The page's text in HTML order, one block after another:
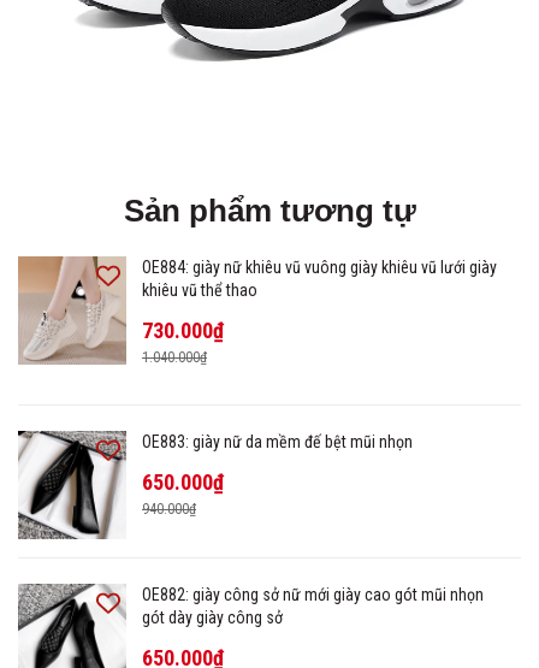
Sản phẩm tương tự
OE884: giày nữ khiêu vũ vuông giày khiêu vũ lưới giày
khiêu vũ thể thao
730.000₫
1.040.000₫
OE883: giày nữ da mềm đế bệt mũi nhọn
650.000₫
940.000₫
OE882: giày công sở nữ mới giày cao gót mũi nhọn
gót dày giày công sở
650.000₫